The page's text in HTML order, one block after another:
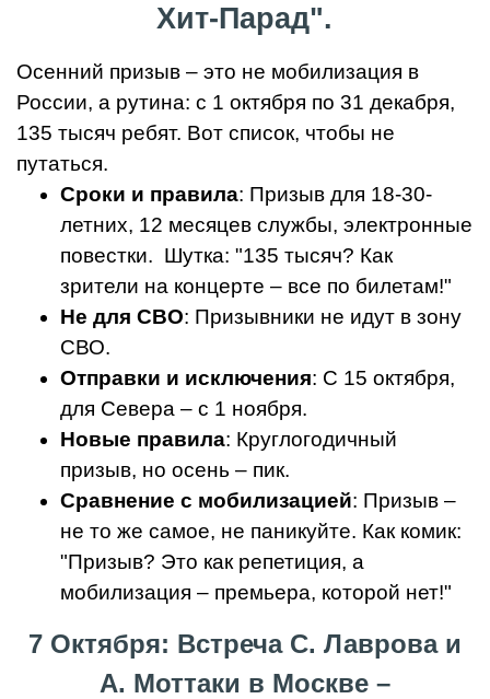
Хит-Парад".
Осенний призыв – это не мобилизация в
России, а рутина: с 1 октября по 31 декабря,
135 тысяч ребят. Вот список, чтобы не
путаться.
Сроки и правила: Призыв для 18-30-
летних, 12 месяцев службы, электронные
повестки. Шутка: "135 тысяч? Как
зрители на концерте – все по билетам!"
Не для СВО: Призывники не идут в зону
СВО.
Отправки и исключения: С 15 октября,
для Севера – с 1 ноября.
Новые правила: Круглогодичный
призыв, но осень – пик.
Сравнение с мобилизацией: Призыв –
не то же самое, не паникуйте. Как комик:
"Призыв? Это как репетиция, а
мобилизация – премьера, которой нет!"
7 Октября: Встреча С. Лаврова и
А. Моттаки в Москве –